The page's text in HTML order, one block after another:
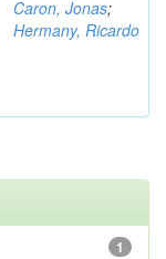
Caron, Jonas;
Hermany, Ricardo
1